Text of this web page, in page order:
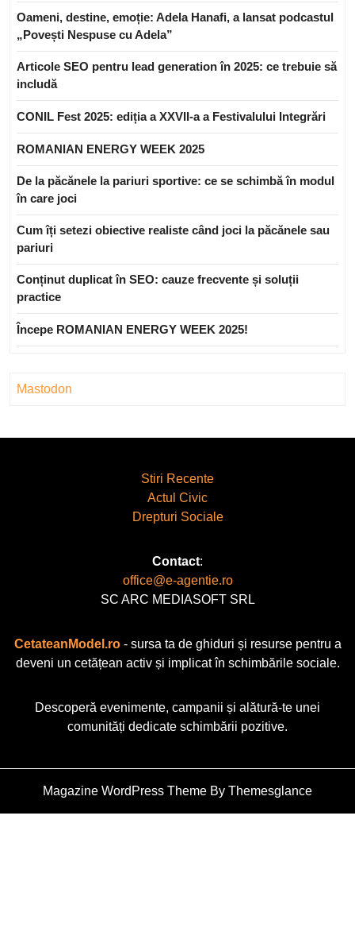
Oameni, destine, emoție: Adela Hanafi, a lansat podcastul
„Povești Nespuse cu Adela”
Articole SEO pentru lead generation în 2025: ce trebuie să
includă
CONIL Fest 2025: ediția a XXVII-a a Festivalului Integrări
ROMANIAN ENERGY WEEK 2025
De la păcănele la pariuri sportive: ce se schimbă în modul
în care joci
Cum îți setezi obiective realiste când joci la păcănele sau
pariuri
Conținut duplicat în SEO: cauze frecvente și soluții
practice
Începe ROMANIAN ENERGY WEEK 2025!
Mastodon
Stiri Recente
Actul Civic
Drepturi Sociale
Contact:
office@e-agentie.ro
SC ARC MEDIASOFT SRL
CetateanModel.ro- sursa ta de ghiduri și resurse pentru a
deveni un cetățean activ și implicat în schimbările sociale.
Descoperă evenimente, campanii și alătură-te unei
comunități dedicate schimbării pozitive.
Magazine WordPress Theme By Themesglance